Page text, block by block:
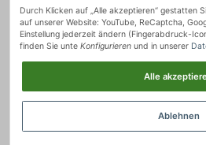
Zahlung & Versand
Durch Klicken auf „Alle akzeptieren“ gestatten
auf unserer Website: YouTube, ReCaptcha,
Einstellung jederzeit ändern (Fingerabdruck-
finden Sie unte Konfigurieren und in unserer
Alle
Ablehnen